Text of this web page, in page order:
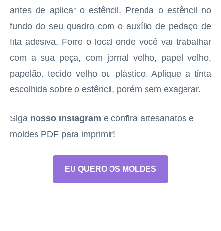
antes de aplicar o estêncil. Prenda o estêncil no
fundo do seu quadro com o auxílio de pedaço de
fita adesiva. Forre o local onde você vai trabalhar
com a sua peça, com jornal velho, papel velho,
papelão, tecido velho ou plástico. Aplique a tinta
escolhida sobre o estêncil, porém sem exagerar.
Siga nosso Instagram e confira artesanatos e
moldes PDF para imprimir!
EU QUERO OS MOLDES